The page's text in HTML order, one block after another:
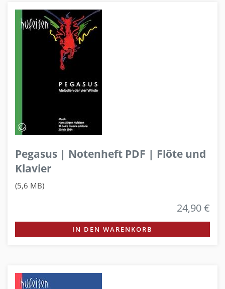
Pegasus | Notenheft PDF | Flöte und
Klavier
(5,6 MB)
24,90 €
IN DEN WARENKORB